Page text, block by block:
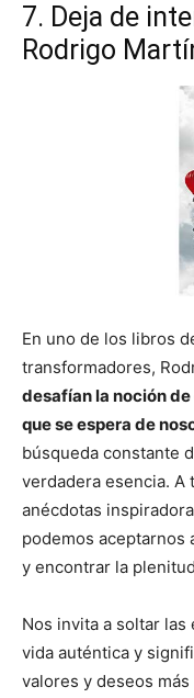
7. Deja de
Rodrigo
En uno de los libros
transformadores,
desafían la noción
que se espera de
búsqueda constante
verdadera esencia. A
anécdotas
podemos aceptarnos
y encontrar la
Nos invita a soltar
vida auténtica y
valores y deseos